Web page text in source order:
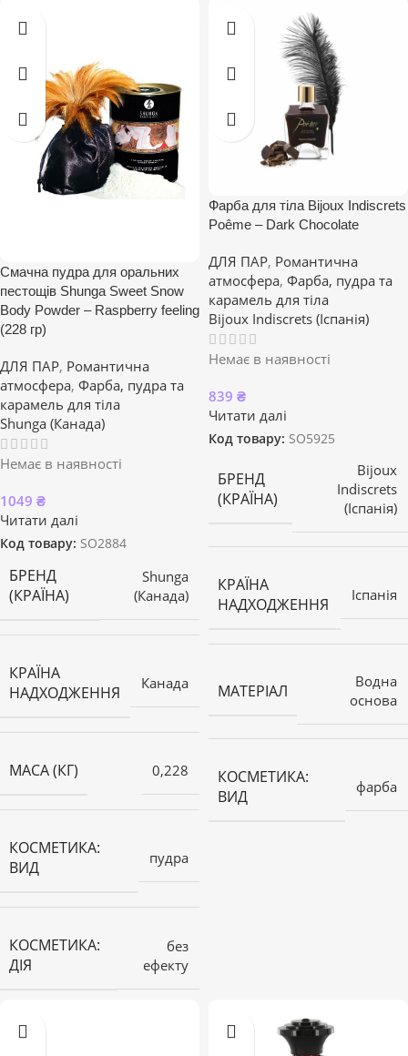
Смачна пудра для оральних
пестощів Shunga Sweet Snow
Body Powder – Raspberry feeling
(228 гр)
ДЛЯ ПАР, Романтична
атмосфера, Фарба, пудра та
карамель для тіла
Shunga (Канада)
Немає в наявності
1049 ₴
Читати далі
Код товару: SO2884
БРЕНД
(КРАЇНА)
Shunga
(Канада)
КРАЇНА
НАДХОДЖЕННЯ
Канада
МАСА (КГ) 0,228
КОСМЕТИКА:
ВИД
пудра
КОСМЕТИКА:
ДІЯ
без
ефекту
Фарба для тіла Bijoux Indiscrets
Poême – Dark Chocolate
ДЛЯ ПАР, Романтична
атмосфера, Фарба, пудра та
карамель для тіла
Bijoux Indiscrets (Іспанія)
Немає в наявності
839 ₴
Читати далі
Код товару: SO5925
БРЕНД
(КРАЇНА)
Bijoux
Indiscrets
(Іспанія)
КРАЇНА
НАДХОДЖЕННЯ
Іспанія
МАТЕРІАЛ
Водна
основа
КОСМЕТИКА:
ВИД
фарба